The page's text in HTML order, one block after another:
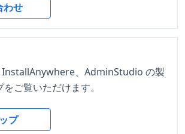
わせ
、AdminStudio の製
ご覧いただけます。
プ